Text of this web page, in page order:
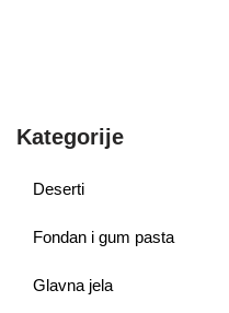
Kategorije
Deserti
Fondan i gum pasta
Glavna jela